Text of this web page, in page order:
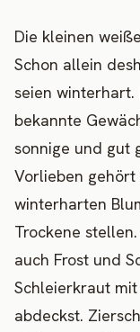
Die kleinen
Schon allein
seien
bekannte
sonnige und gut
Vorlieben
winterharten
Trockene
auch Frost und
Schleierkraut
abdeckst.